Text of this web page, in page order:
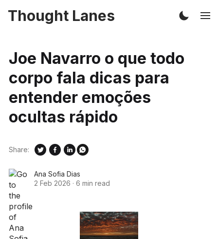
Thought Lanes
Joe Navarro o que todo
corpo fala dicas para
entender emoções
ocultas rápido
Ana Sofia Dias
2 Feb 2026 · 6 min read
Share: